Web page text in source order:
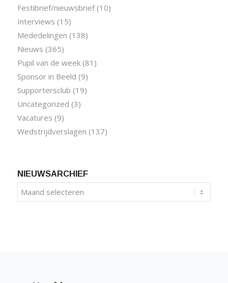
Festibrief/nieuwsbrief(10)
Interviews (15)
Mededelingen (138)
Nieuws (365)
Pupil van de week(81)
Sponsor in Beeld (9)
Supportersclub (19)
Uncategorized (3)
Vacatures (9)
Wedstrijdverslagen (137)
NIEUWSARCHIEF